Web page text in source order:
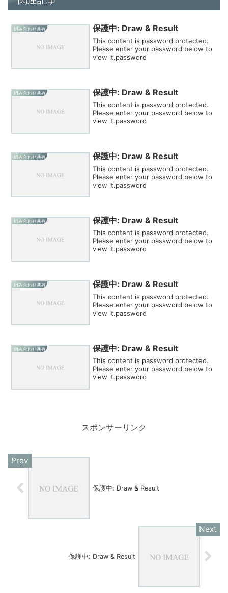
組み合わせ共有 保護中: Draw & Result
This content is password protected.
Please enter your password below to
view it.password
組み合わせ共有 保護中: Draw & Result
This content is password protected.
Please enter your password below to
view it.password
組み合わせ共有 保護中: Draw & Result
This content is password protected.
Please enter your password below to
view it.password
組み合わせ共有 保護中: Draw & Result
This content is password protected.
Please enter your password below to
view it.password
組み合わせ共有 保護中: Draw & Result
This content is password protected.
Please enter your password below to
view it.password
組み合わせ共有 保護中: Draw & Result
This content is password protected.
Please enter your password below to
view it.password
スポンサーリンク
保護中: Draw & Result
保護中: Draw & Result